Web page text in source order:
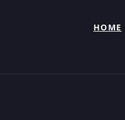
HOME